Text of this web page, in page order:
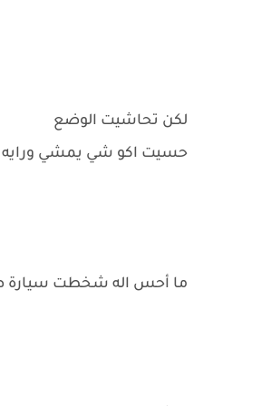
لكن تحاشيت الوضع
حسيت اكو شي يمشي ورايه
ما أحس اله شخطت سيارة